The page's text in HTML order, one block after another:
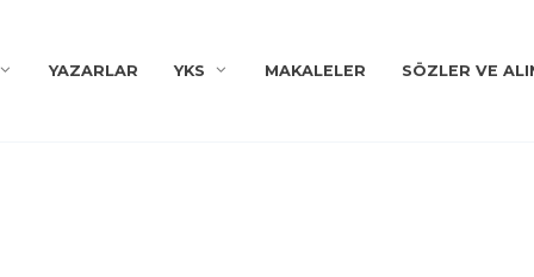
YAZARLAR YKS MAKALELER SÖZLER VE